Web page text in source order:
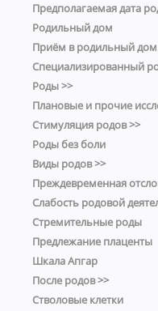
Предполагаемая дата
Родильный дом
Приём в родильный дом
Специализированный
Роды >>
Плановые и прочие
Стимуляция родов >>
Роды без боли
Виды родов >>
Преждевременная
Слабость родовой
Стремительные роды
Предлежание плаценты
Шкала Апгар
После родов >>
Стволовые клетки